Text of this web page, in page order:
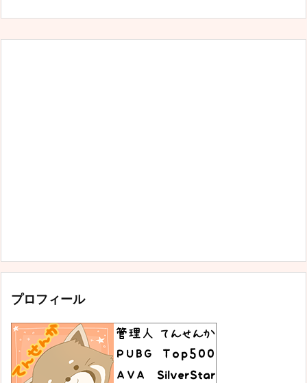
プロフィール